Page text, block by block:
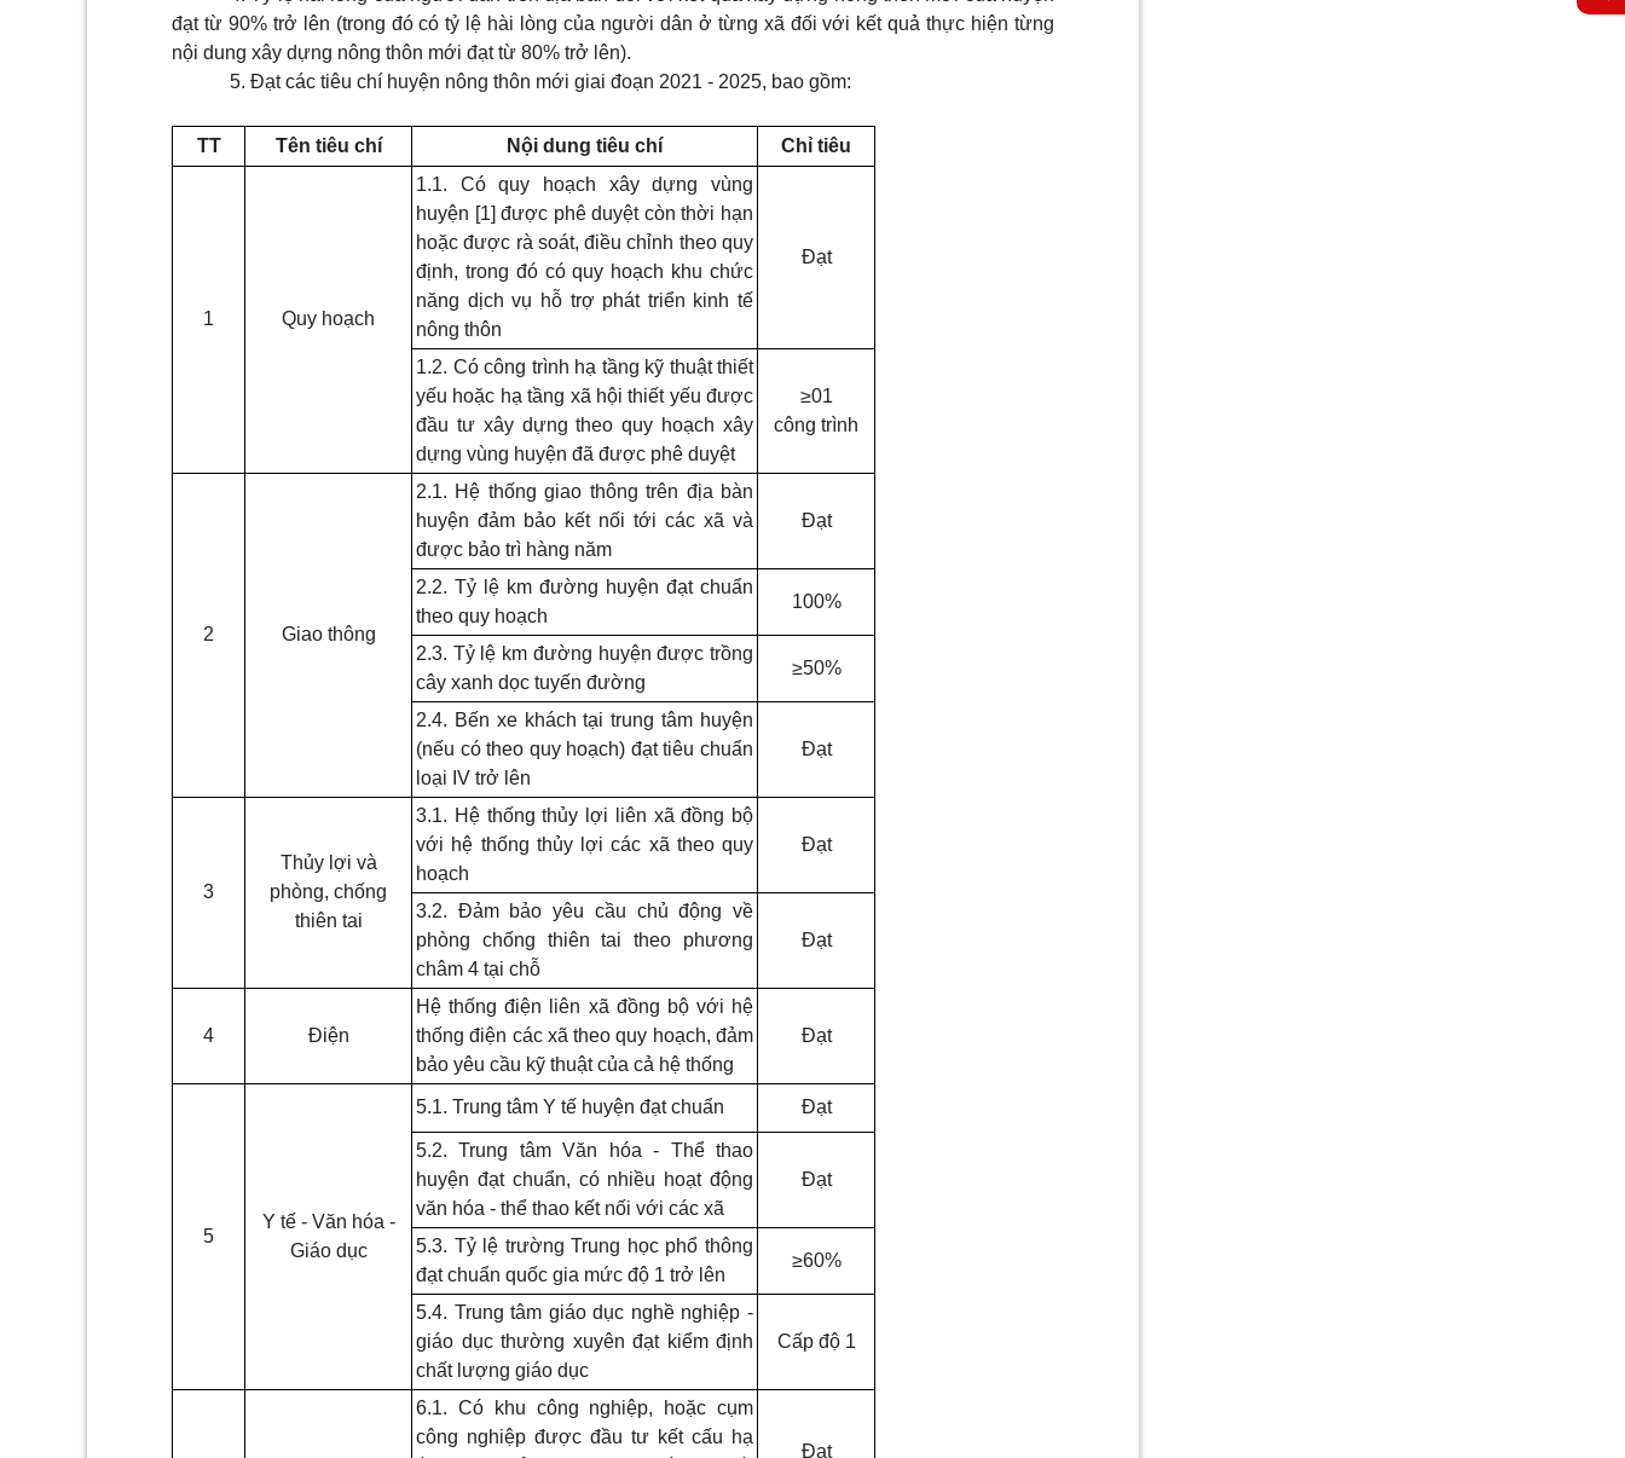
đạt từ 90% trở lên (trong đó có tỷ lệ hài lòng của người dân ở từng xã đối với kết quả thực hiện từng
nội dung xây dựng nông thôn mới đạt từ 80% trở lên).
5. Đạt các tiêu chí huyện nông thôn mới giai đoạn 2021 - 2025, bao gồm:
TT Tên tiêu chí Nội dung tiêu chí Chỉ tiêu
1 Quy hoạch
1.1. Có quy hoạch xây dựng vùng
huyện [1] được phê duyệt còn thời hạn
hoặc được rà soát, điều chỉnh theo quy
định, trong đó có quy hoạch khu chức
năng dịch vụ hỗ trợ phát triển kinh tế
nông thôn
Đạt
1.2. Có công trình hạ tầng kỹ thuật thiết
yếu hoặc hạ tầng xã hội thiết yếu được
đầu tư xây dựng theo quy hoạch xây
dựng vùng huyện đã được phê duyệt
≥01
công trình
2 Giao thông
2.1. Hệ thống giao thông trên địa bàn
huyện đảm bảo kết nối tới các xã và
được bảo trì hàng năm
Đạt
2.2. Tỷ lệ km đường huyện đạt chuẩn
theo quy hoạch
100%
2.3. Tỷ lệ km đường huyện được trồng
cây xanh dọc tuyến đường
≥50%
2.4. Bến xe khách tại trung tâm huyện
(nếu có theo quy hoạch) đạt tiêu chuẩn
loại IV trở lên
Đạt
3
Thủy lợi và
phòng, chống
thiên tai
3.1. Hệ thống thủy lợi liên xã đồng bộ
với hệ thống thủy lợi các xã theo quy
hoạch
Đạt
3.2. Đảm bảo yêu cầu chủ động về
phòng chống thiên tai theo phương
châm 4 tại chỗ
Đạt
4 Điện
Hệ thống điện liên xã đồng bộ với hệ
thống điện các xã theo quy hoạch, đảm
bảo yêu cầu kỹ thuật của cả hệ thống
Đạt
5
Y tế - Văn hóa -
Giáo dục
5.1. Trung tâm Y tế huyện đạt chuẩn Đạt
5.2. Trung tâm Văn hóa - Thể thao
huyện đạt chuẩn, có nhiều hoạt động
văn hóa - thể thao kết nối với các xã
Đạt
5.3. Tỷ lệ trường Trung học phổ thông
đạt chuẩn quốc gia mức độ 1 trở lên
≥60%
5.4. Trung tâm giáo dục nghề nghiệp -
giáo dục thường xuyên đạt kiểm định
chất lượng giáo dục
Cấp độ 1
6.1. Có khu công nghiệp, hoặc cụm
công nghiệp được đầu tư kết cấu hạ
Đạt